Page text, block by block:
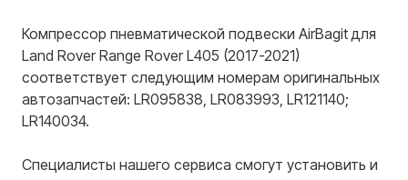
Компрессор пневматической подвески AirBagit для
Land Rover Range Rover L405 (2017-2021)
соответствует следующим номерам оригинальных
автозапчастей: LR095838, LR083993, LR121140;
LR140034.
Специалисты нашего сервиса смогут установить и